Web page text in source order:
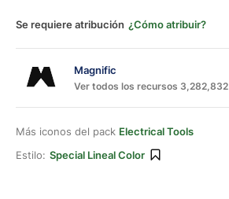
Se requiere atribución ¿Cómo atribuir?
Magnific
Ver todos los recursos 3,282,832
Más iconos del pack Electrical Tools
Estilo: Special Lineal Color